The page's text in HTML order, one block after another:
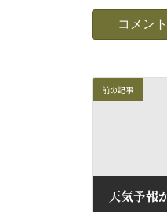
前の記事
天気予報